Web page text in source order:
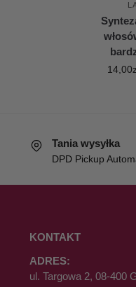
14,00
Tania wysyłka
DPD Pickup
KONTAKT
ADRES:
ul. Targowa 2, 08-400